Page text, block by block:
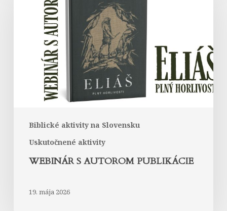
Biblické aktivity na Slovensku
Uskutočnené aktivity
autorom
publikácie
WEBINÁR S AUTOROM PUBLIKÁCIE
19. mája 2026